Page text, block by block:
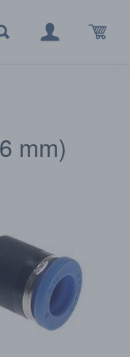
mm)